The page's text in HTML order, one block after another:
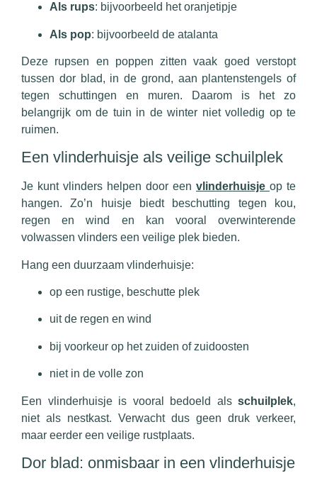
Als rups: bijvoorbeeld het oranjetipje
Als pop: bijvoorbeeld de atalanta
Deze rupsen en poppen zitten vaak goed verstopt
tussen dor blad, in de grond, aan plantenstengels of
tegen schuttingen en muren. Daarom is het zo
belangrijk om de tuin in de winter niet volledig op te
ruimen.
Een vlinderhuisje als veilige schuilplek
Je kunt vlinders helpen door een vlinderhuisje op te
hangen. Zo’n huisje biedt beschutting tegen kou,
regen en wind en kan vooral overwinterende
volwassen vlinders een veilige plek bieden.
Hang een duurzaam vlinderhuisje:
op een rustige, beschutte plek
uit de regen en wind
bij voorkeur op het zuiden of zuidoosten
niet in de volle zon
Een vlinderhuisje is vooral bedoeld als schuilplek,
niet als nestkast. Verwacht dus geen druk verkeer,
maar eerder een veilige rustplaats.
Dor blad: onmisbaar in een vlinderhuisje